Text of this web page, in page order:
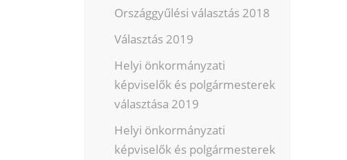
Országgyűlési választás 2018
Választás 2019
Helyi önkormányzati
képviselők és polgármesterek
választása 2019
Helyi önkormányzati
képviselők és polgármesterek